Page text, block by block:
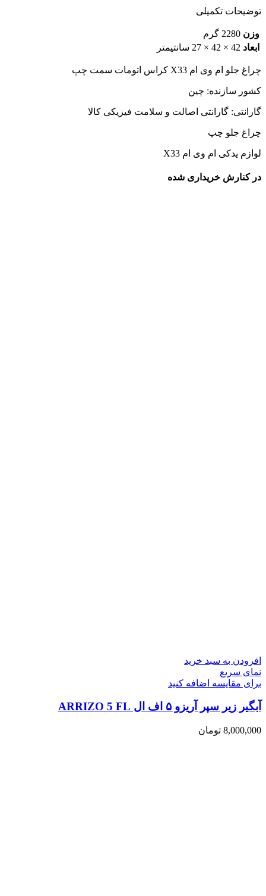
توضیحات تکمیلی
وزن 2280 گرم
ابعاد 42 × 42 × 27 سانتیمتر
چراغ جلو ام وی ام X33 کراس اتومات سمت چپ
کشور سازنده: چین
گارانتی: گارانتی اصالت و سلامت فیزیکی کالا
چراغ جلو چپ
لوازم یدکی ام وی ام X33
در کنارش خریداری شده
افزودن به سبد خرید
نمای سریع
برای مقایسه اضافه کنید
آبگیر زیر سپر آریزو ۵ اف ال ARRIZO 5 FL
8,000,000 تومان